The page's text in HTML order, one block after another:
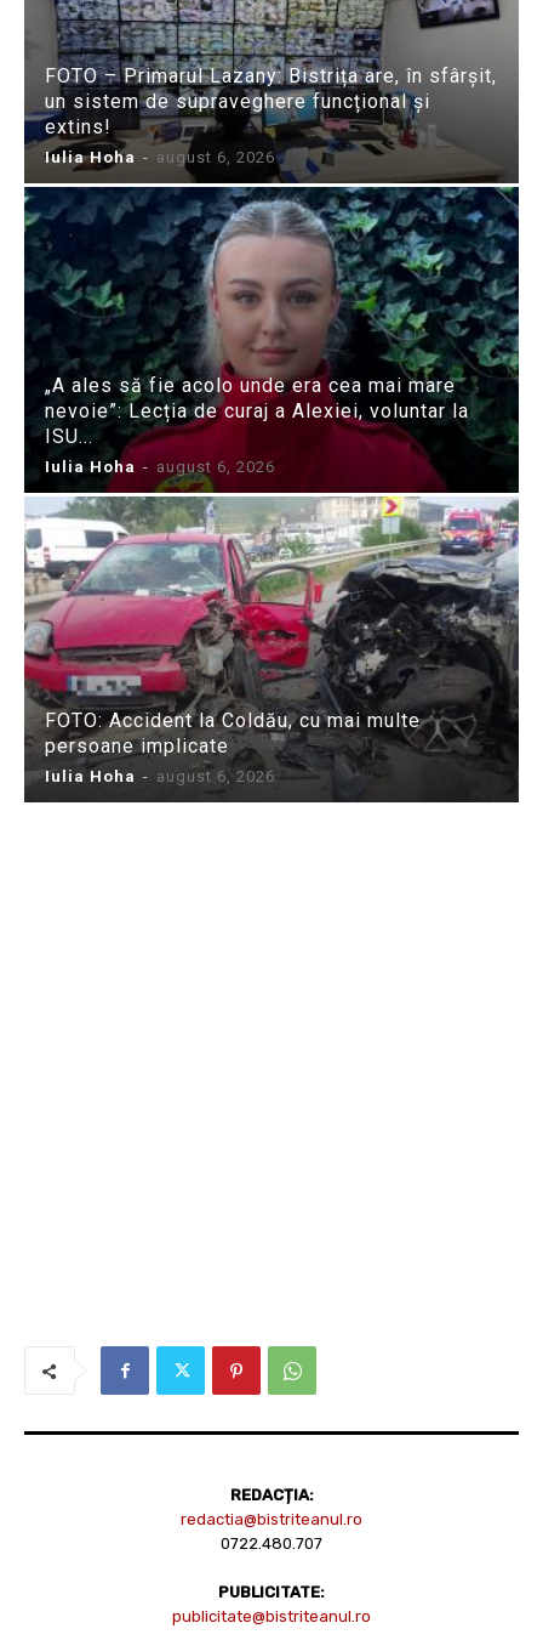
FOTO – Primarul Lazany: Bistrița are, în sfârșit,
un sistem de supraveghere funcțional și
extins!
Iulia Hoha - august 6, 2026
„A ales să fie acolo unde era cea mai mare
nevoie”: Lecția de curaj a Alexiei, voluntar la
ISU...
Iulia Hoha - august 6, 2026
FOTO: Accident la Coldău, cu mai multe
persoane implicate
Iulia Hoha - august 6, 2026
REDACȚIA:
redactia@bistriteanul.ro
0722.480.707
PUBLICITATE:
publicitate@bistriteanul.ro